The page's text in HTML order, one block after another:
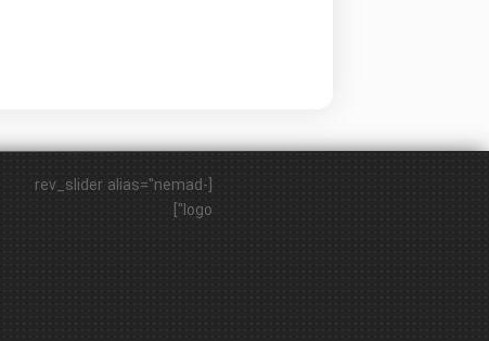
[rev_slider alias="nemad-
logo"]